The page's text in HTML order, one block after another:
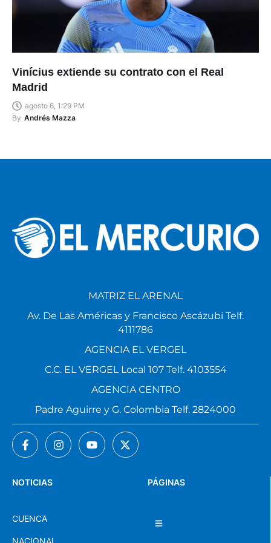
Vinícius extiende su contrato con el Real
Madrid
agosto 6, 1:29 PM
By Andrés Mazza
PÁGINAS
NOTICIAS
CUENCA
NACIONAL
MATRIZ EL ARENAL
Av. De Las Américas y Francisco Ascázubi Telf.
4111786
AGENCIA EL VERGEL
C.C. EL VERGEL Local 107 Telf. 4103554
AGENCIA CENTRO
Padre Aguirre y G. Colombia Telf. 2824000